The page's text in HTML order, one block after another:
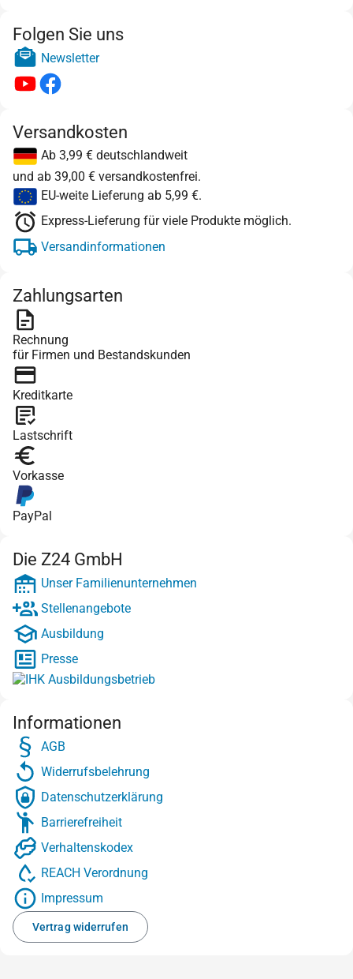
Folgen Sie uns
Newsletter
Versandkosten
Ab 3,99 € deutschlandweit
und ab 39,00 € versandkostenfrei.
EU-weite Lieferung ab 5,99 €.
Express-Lieferung für viele Produkte möglich.
Versandinformationen
Zahlungsarten
Rechnung
für Firmen und Bestandskunden
Kreditkarte
Lastschrift
Vorkasse
PayPal
Die Z24 GmbH
Unser Familienunternehmen
Stellenangebote
Ausbildung
Presse
Informationen
AGB
Widerrufsbelehrung
Datenschutzerklärung
Barrierefreiheit
Verhaltenskodex
REACH Verordnung
Impressum
Vertrag widerrufen